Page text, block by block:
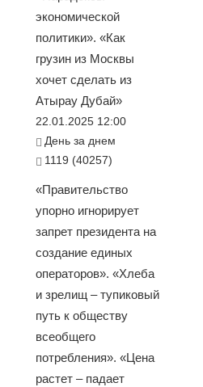
экономической
политики». «Как
грузин из Москвы
хочет сделать из
Атырау Дубай»
22.01.2025 12:00
День за днем
1119 (40257)
«Правительство
упорно игнорирует
запрет президента на
создание единых
операторов». «Хлеба
и зрелищ – тупиковый
путь к обществу
всеобщего
потребления». «Цена
растет – падает